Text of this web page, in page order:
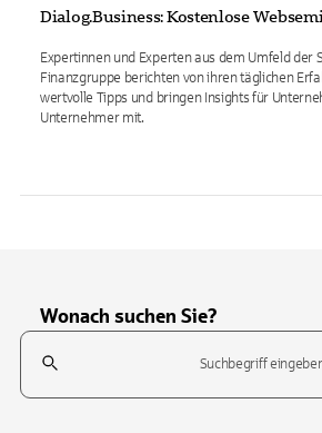
Dialog.Business: Kostenlose
Expertinnen und Experten aus dem Umfeld der
Finanzgruppe berichten von ihren täglichen
wertvolle Tipps und bringen Insights für
Unternehmer mit.
Wonach suchen Sie?
Suchfeld